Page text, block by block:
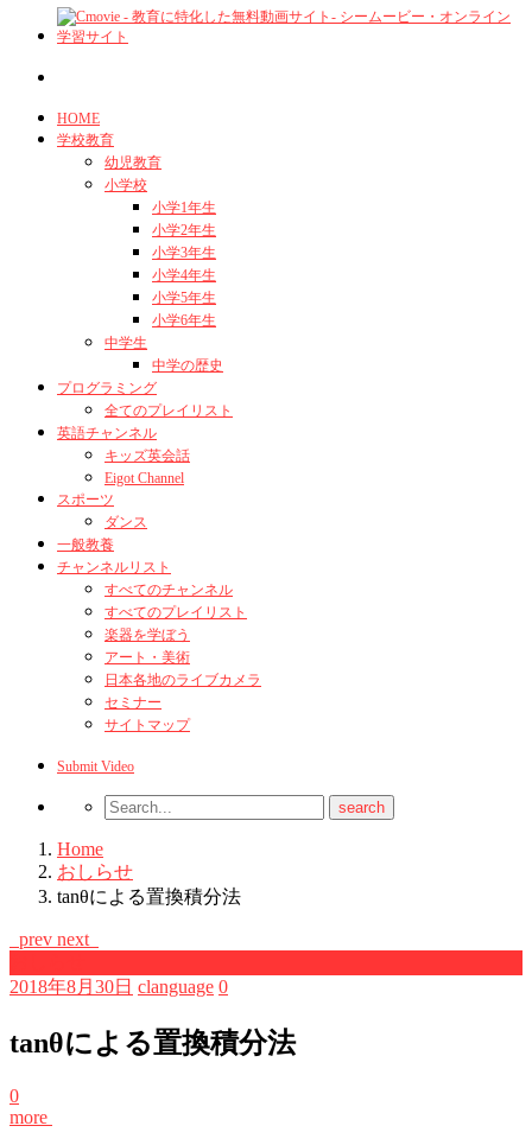
HOME
学校教育
幼児教育
小学校
小学1年生
小学2年生
小学3年生
小学4年生
小学5年生
小学6年生
中学生
中学の歴史
プログラミング
全てのプレイリスト
英語チャンネル
キッズ英会話
Eigot Channel
スポーツ
ダンス
一般教養
チャンネルリスト
すべてのチャンネル
すべてのプレイリスト
楽器を学ぼう
アート・美術
日本各地のライブカメラ
セミナー
サイトマップ
Submit Video
Home
おしらせ
tanθによる置換積分法
prev next
2018年8月30日 clanguage 0
tanθによる置換積分法
0
more